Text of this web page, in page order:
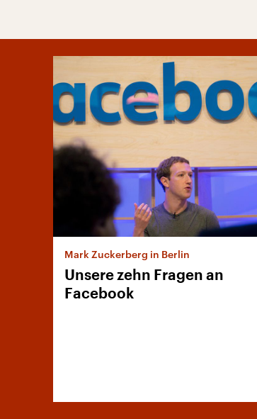
Mark Zuckerberg in Berlin
Unsere zehn Fragen an
Facebook